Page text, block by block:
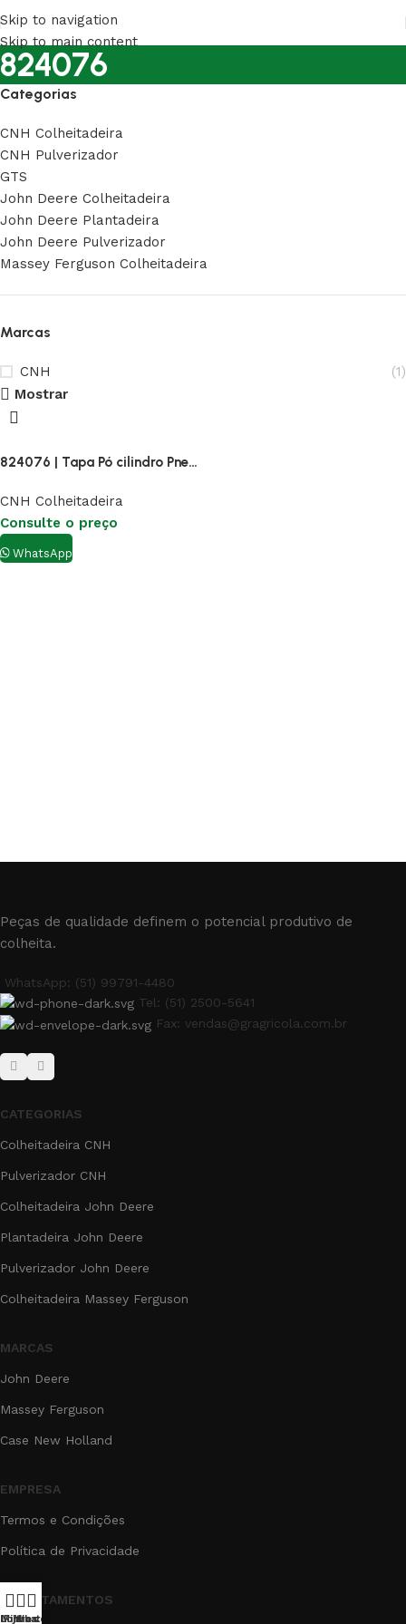
Skip to navigation
Skip to main content
824076
Categorias
CNH Colheitadeira
CNH Pulverizador
GTS
John Deere Colheitadeira
John Deere Plantadeira
John Deere Pulverizador
Massey Ferguson Colheitadeira
Marcas
CNH
(1)
Mostrar
824076 | Tapa Pó cilindro Pneumático
CNH Colheitadeira
Consulte o preço
WhatsApp
Peças de qualidade definem o potencial produtivo de
colheita.
WhatsApp: (51) 99791-4480
Tel: (51) 2500-5641
Fax: vendas@gragricola.com.br
CATEGORIAS
Colheitadeira CNH
Pulverizador CNH
Colheitadeira John Deere
Plantadeira John Deere
Pulverizador John Deere
Colheitadeira Massey Ferguson
MARCAS
John Deere
Massey Ferguson
Case New Holland
EMPRESA
Termos e Condições
Política de Privacidade
DEPARTAMENTOS
Loja
Filtros
Minha conta
WhatsApp